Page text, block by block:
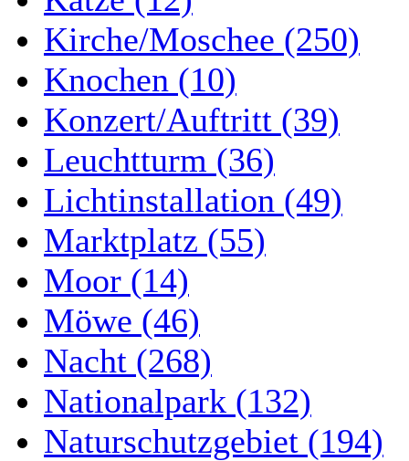
Kirche/Moschee (250)
Knochen (10)
Konzert/Auftritt (39)
Leuchtturm (36)
Lichtinstallation (49)
Marktplatz (55)
Moor (14)
Möwe (46)
Nacht (268)
Nationalpark (132)
Naturschutzgebiet (194)